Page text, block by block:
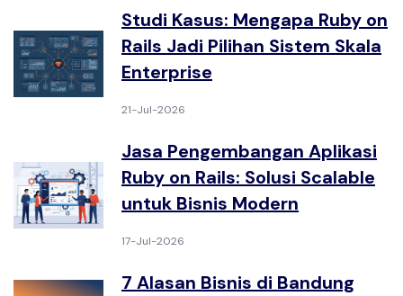
Studi Kasus: Mengapa Ruby on
Rails Jadi Pilihan Sistem Skala
Enterprise
21-Jul-2026
Jasa Pengembangan Aplikasi
Ruby on Rails: Solusi Scalable
untuk Bisnis Modern
17-Jul-2026
7 Alasan Bisnis di Bandung